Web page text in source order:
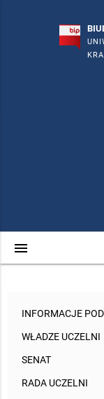
menu
INFORMACJE
WŁADZE UCZELNI
SENAT
RADA UCZELNI